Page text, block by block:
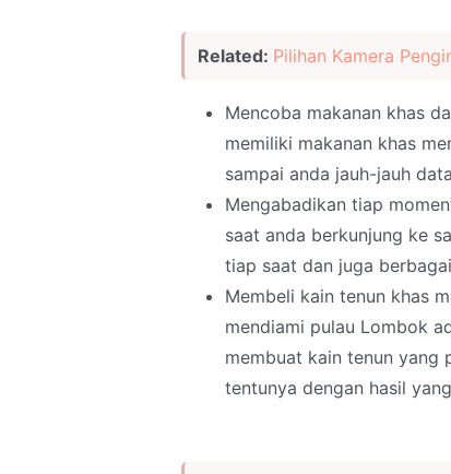
Related: Pilihan Kamera
Mencoba makanan khas
memiliki makanan khas
sampai anda jauh-jauh
Mengabadikan tiap
saat anda berkunjung ke
tiap saat dan juga
Membeli kain tenun khas
mendiami pulau Lombok
membuat kain tenun yang
tentunya dengan hasil